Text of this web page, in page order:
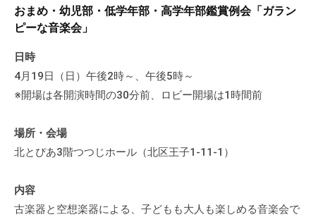
な
情
報
交
で
す
様
々
おまめ・幼児部・低学年部・高学年部鑑賞例会「ガラン
ピーな音楽会」
日時
4月19日（日）午後2時～、午後5時～
※開場は各開演時間の30分前、ロビー開場は1時間前
場所・会場
北とぴあ3階つつじホール（北区王子1-11-1）
内容
古楽器と空想楽器による、子どもも大人も楽しめる音楽会で